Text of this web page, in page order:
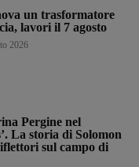
un trasformatore
lavori il 7 agosto
2026
Pergine nel
La storia di Solomon
sul campo di